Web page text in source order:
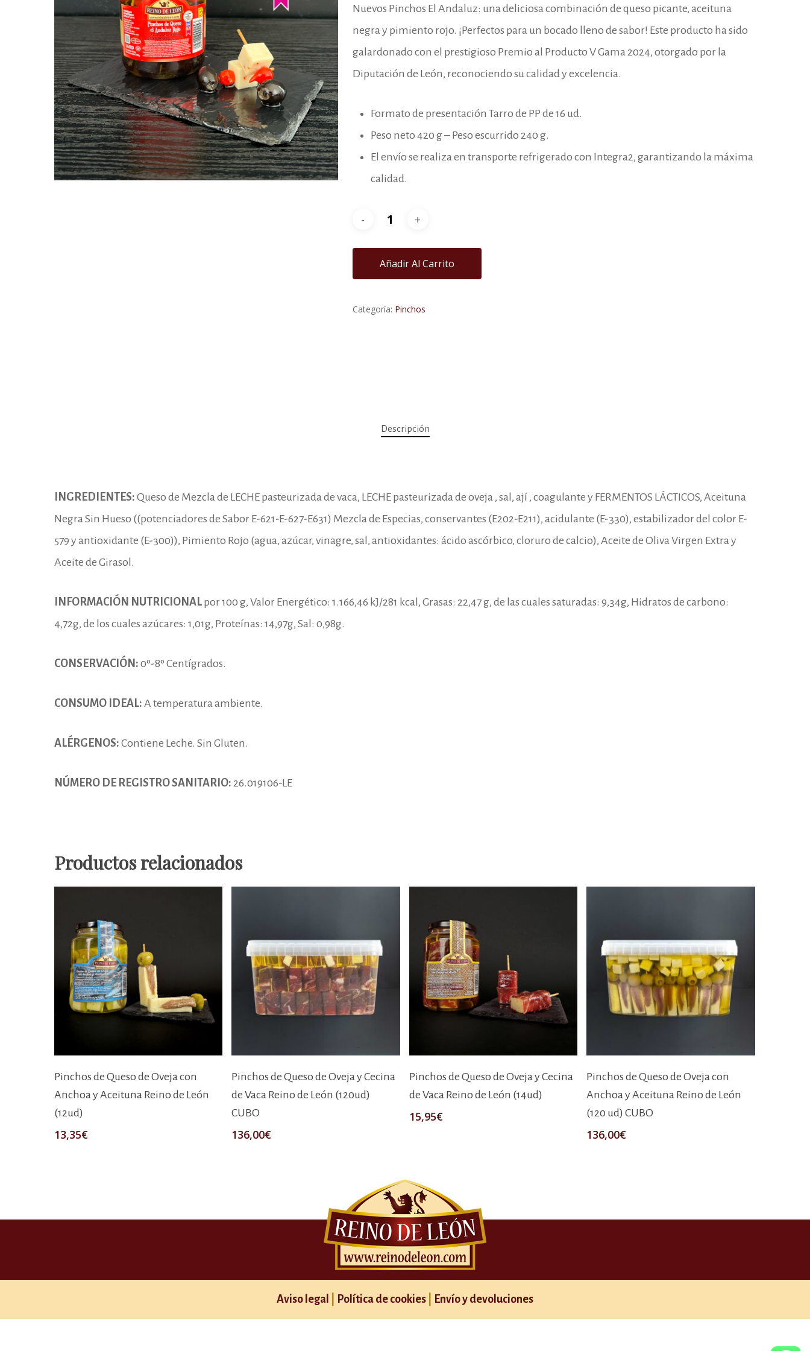
Nuevos Pinchos El Andaluz: una deliciosa combinación de queso picante, aceituna
negra y pimiento rojo. ¡Perfectos para un bocado lleno de sabor! Este producto ha sido
galardonado con el prestigioso Premio al Producto V Gama 2024, otorgado por la
Diputación de León, reconociendo su calidad y excelencia.
Formato de presentación Tarro de PP de 16 ud.
Peso neto 420 g – Peso escurrido 240 g.
El envío se realiza en transporte refrigerado con Integra2, garantizando la máxima
calidad.
Añadir Al Carrito
Categoría: Pinchos
Descripción
INGREDIENTES: Queso de Mezcla de LECHE pasteurizada de vaca, LECHE pasteurizada de oveja , sal, ají , coagulante y FERMENTOS LÁCTICOS, Aceituna
Negra Sin Hueso ((potenciadores de Sabor E-621-E-627-E631) Mezcla de Especias, conservantes (E202-E211), acidulante (E-330), estabilizador del color E-
579 y antioxidante (E-300)), Pimiento Rojo (agua, azúcar, vinagre, sal, antioxidantes: ácido ascórbico, cloruro de calcio), Aceite de Oliva Virgen Extra y
Aceite de Girasol.
INFORMACIÓN NUTRICIONAL por 100 g, Valor Energético: 1.166,46 kJ/281 kcal, Grasas: 22,47 g, de las cuales saturadas: 9,34g, Hidratos de carbono:
4,72g, de los cuales azúcares: 1,01g, Proteínas: 14,97g, Sal: 0,98g.
CONSERVACIÓN: 0º-8º Centígrados.
CONSUMO IDEAL: A temperatura ambiente.
ALÉRGENOS: Contiene Leche. Sin Gluten.
NÚMERO DE REGISTRO SANITARIO: 26.019106-LE
Productos relacionados
Pinchos de Queso de Oveja con
Anchoa y Aceituna Reino de León
(12ud)
13,35€
Pinchos de Queso de Oveja y Cecina
de Vaca Reino de León (120ud)
CUBO
136,00€
Pinchos de Queso de Oveja y Cecina
de Vaca Reino de León (14ud)
15,95€
Pinchos de Queso de Oveja con
Anchoa y Aceituna Reino de León
(120 ud) CUBO
136,00€
Aviso legal Política de cookies Envío y devoluciones